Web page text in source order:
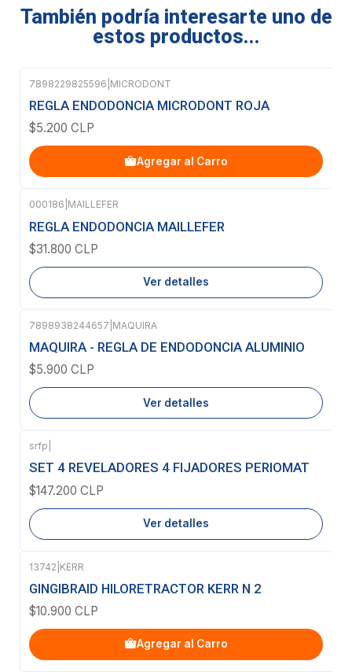
También podría interesarte uno de
estos productos...
7898229825596 MICRODONT
REGLA ENDODONCIA MICRODONT ROJA
$5.200 CLP
Agregar al Carro
Agotado
000186 MAILLEFER
REGLA ENDODONCIA MAILLEFER
$31.800 CLP
Ver detalles
Agotado
7898938244657 MAQUIRA
MAQUIRA - REGLA DE ENDODONCIA ALUMINIO
$5.900 CLP
Ver detalles
Agotado
srfp
SET 4 REVELADORES 4 FIJADORES PERIOMAT
$147.200 CLP
Ver detalles
13742 KERR
GINGIBRAID HILORETRACTOR KERR N 2
$10.900 CLP
Agregar al Carro